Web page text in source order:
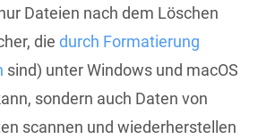
Dateien nach dem Löschen
die durch Formatierung
sind) unter Windows und macOS
sondern auch Daten von
scannen und wiederherstellen